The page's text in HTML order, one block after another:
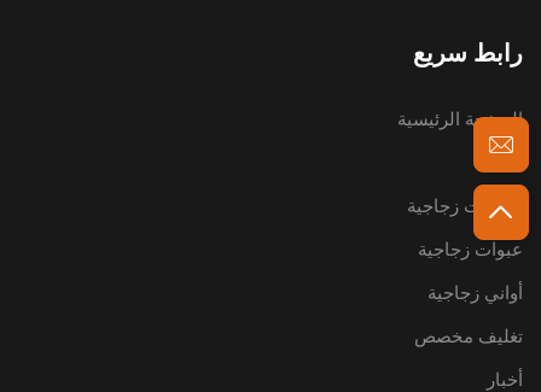
رابط سريع
الصفحة الرئيسية
زجاجات زجاجية
عبوات زجاجية
أواني زجاجية
تغليف مخصص
أخبار